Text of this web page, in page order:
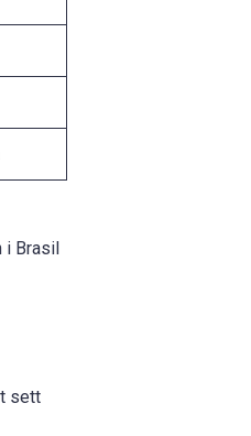
i Brasil
sett